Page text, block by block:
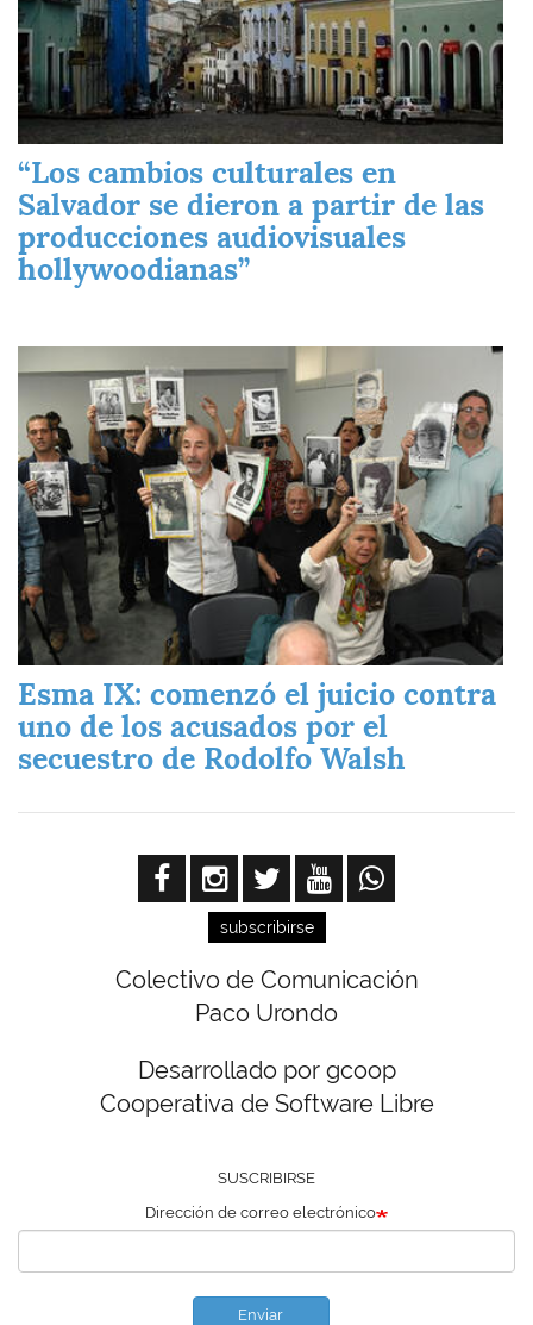
“Los cambios culturales en
Salvador se dieron a partir de las
producciones audiovisuales
hollywoodianas”
Esma IX: comenzó el juicio contra
uno de los acusados por el
secuestro de Rodolfo Walsh
subscribirse
Colectivo de Comunicación
Paco Urondo
Desarrollado por gcoop
Cooperativa de Software Libre
SUSCRIBIRSE
Dirección de correo electrónico
Enviar